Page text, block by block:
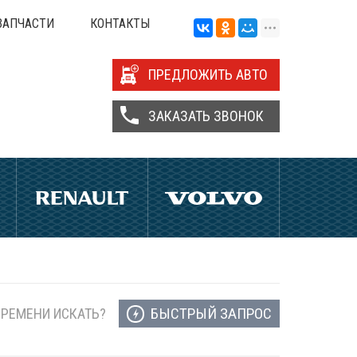
КОНТАКТЫ
ПРЕДЛОЖИТЬ АВТО
ЗАКАЗАТЬ ЗВОНОК
ИСКАТЬ? БЫСТРЫЙ ЗАПРОС